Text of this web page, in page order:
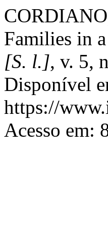
Families in
[S. l.], v. 5,
Disponível
https://
Acesso em: